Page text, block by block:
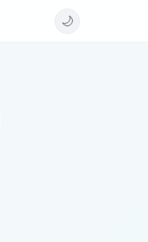
🌙